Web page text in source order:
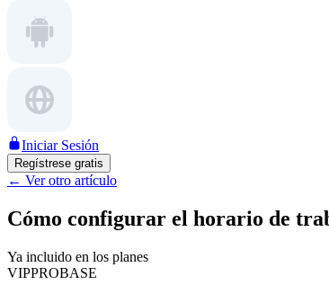
Iniciar Sesión
Regístrese gratis
← Ver otro artículo
Cómo configurar el horario de
Ya incluido en los planes
VIPPROBASE